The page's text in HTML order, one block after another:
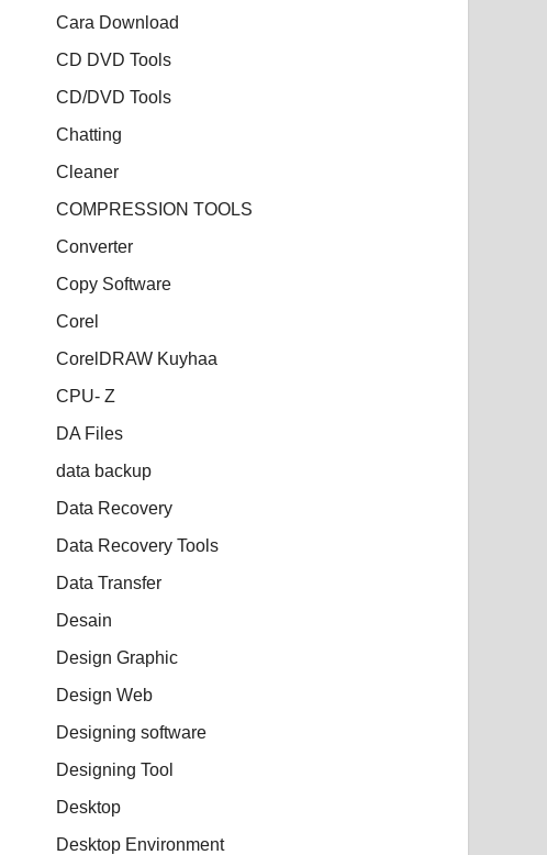
Cara Download
CD DVD Tools
CD/DVD Tools
Chatting
Cleaner
COMPRESSION TOOLS
Converter
Copy Software
Corel
CorelDRAW Kuyhaa
CPU- Z
DA Files
data backup
Data Recovery
Data Recovery Tools
Data Transfer
Desain
Design Graphic
Design Web
Designing software
Designing Tool
Desktop
Desktop Environment